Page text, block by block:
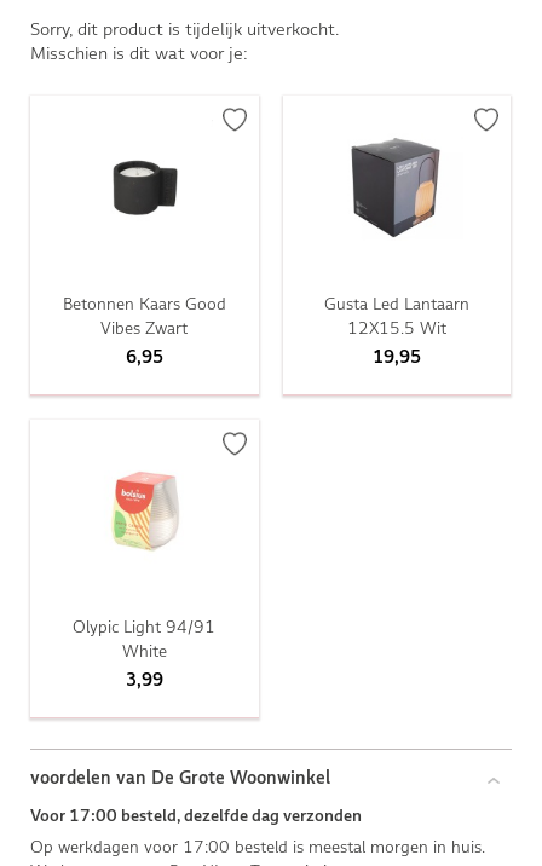
Sorry, dit product is tijdelijk uitverkocht.
Misschien is dit wat voor je:
Betonnen Kaars Good
Vibes Zwart
6,95
Gusta Led Lantaarn
12X15.5 Wit
19,95
Olypic Light 94/91
White
3,99
voordelen van De Grote Woonwinkel
Voor 17:00 besteld, dezelfde dag verzonden
Op werkdagen voor 17:00 besteld is meestal morgen in huis.